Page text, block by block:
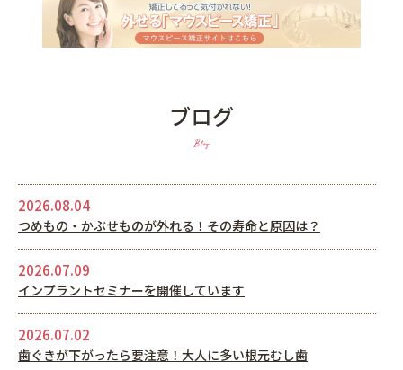
ブログ
Blog
2026.08.04
つめもの・かぶせものが外れる！その寿命と原因は？
2026.07.09
インプラントセミナーを開催しています
2026.07.02
歯ぐきが下がったら要注意！大人に多い根元むし歯